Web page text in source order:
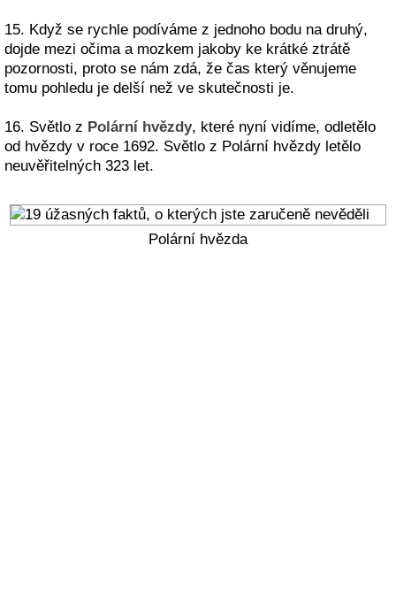
15. Když se rychle podíváme z jednoho bodu na druhý,
dojde mezi očima a mozkem jakoby ke krátké ztrátě
pozornosti, proto se nám zdá, že čas který věnujeme
tomu pohledu je delší než ve skutečnosti je.
16. Světlo z Polární hvězdy, které nyní vidíme, odletělo
od hvězdy v roce 1692. Světlo z Polární hvězdy letělo
neuvěřitelných 323 let.
Polární hvězda